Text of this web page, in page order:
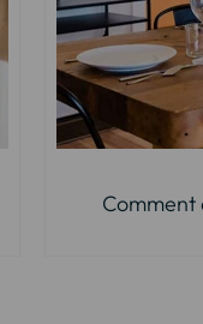
Comment